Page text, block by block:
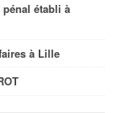
établi à
à Lille